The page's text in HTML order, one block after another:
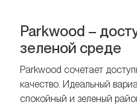
Parkwood –
зеленой среде
Parkwood сочетает
качество. Идеальный
спокойный и зеленый